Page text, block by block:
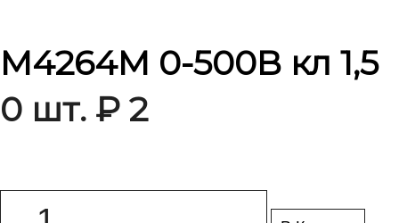
М4264М 0-500В кл 1,5
0 шт. ₽ 2